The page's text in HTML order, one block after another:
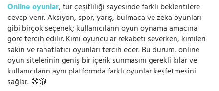
Online oyunlar, tür çeşitliliği sayesinde farklı beklentilere
cevap verir. Aksiyon, spor, yarış, bulmaca ve zeka oyunları
gibi birçok seçenek; kullanıcıların oyun oynama amacına
göre tercih edilir. Kimi oyuncular rekabeti severken, kimileri
sakin ve rahatlatıcı oyunları tercih eder. Bu durum, online
oyun sitelerinin geniş bir içerik sunmasını gerekli kılar ve
kullanıcıların aynı platformda farklı oyunlar keşfetmesini
sağlar. 🧭🎲